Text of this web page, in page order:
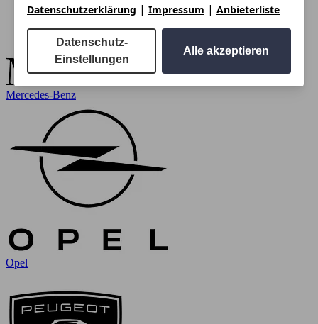
Mercedes-Benz
Opel
Datenschutzerklärung | Impressum | Anbieterliste
Datenschutz-
Einstellungen
Alle akzeptieren